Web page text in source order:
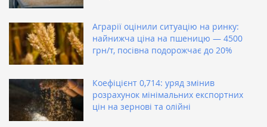
Аграрії оцінили ситуацію на ринку:
найнижча ціна на пшеницю — 4500
грн/т, посівна подорожчає до 20%
Коефіцієнт 0,714: уряд змінив
розрахунок мінімальних експортних
цін на зернові та олійні